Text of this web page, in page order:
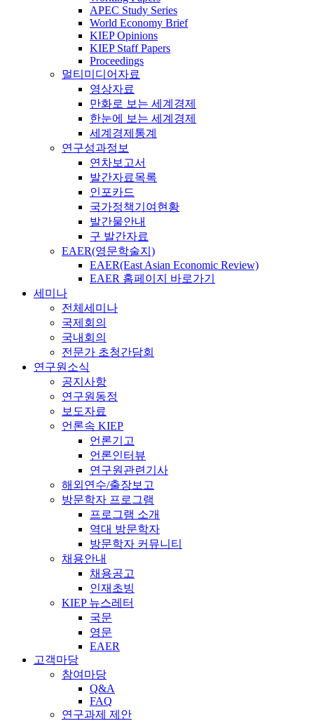
APEC Study Series
World Economy Brief
KIEP Opinions
KIEP Staff Papers
Proceedings
멀티미디어자료
영상자료
만화로 보는 세계경제
한눈에 보는 세계경제
세계경제통계
연구성과정보
연차보고서
발간자료목록
인포카드
국가정책기여현황
발간물안내
구 발간자료
EAER(영문학술지)
EAER(East Asian Economic Review)
EAER 홈페이지 바로가기
세미나
전체세미나
국제회의
국내회의
전문가 초청간담회
연구원소식
공지사항
연구원동정
보도자료
언론속 KIEP
언론기고
언론인터뷰
연구원관련기사
해외연수/출장보고
방문학자 프로그램
프로그램 소개
역대 방문학자
방문학자 커뮤니티
채용안내
채용공고
인재초빙
KIEP 뉴스레터
국문
영문
EAER
고객마당
참여마당
Q&A
FAQ
연구과제 제안